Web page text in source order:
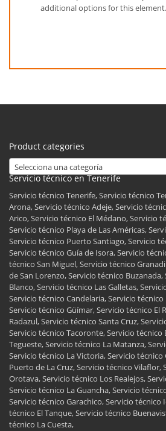
additional options for this element.
Product categories
Selecciona una categoría
Servicio técnico en Tenerife
Servicio técnico Tenerife, Servicio técnico
Arona, Servicio técnico Adeje, Servicio
Arico, Servicio técnico El Médano, Servicio
Servicio técnico Playa de Las Américas,
Servicio técnico Puerto Santiago, Servicio
Servicio técnico Guía de Isora, Servicio
técnico San Miguel, Servicio técnico
de San Lorenzo, Servicio técnico
Blanco, Servicio técnico Las Galletas,
Servicio técnico Candelaria, Servicio
Servicio técnico Güímar, Servicio técnico El
Radazul, Servicio técnico Santa Cruz,
Servicio técnico Tacoronte, Servicio técnico
Tegueste, Servicio técnico La Matanza,
Servicio técnico La Victoria, Servicio técnico
Puerto de La Cruz, Servicio técnico Vilaflor,
Orotava, Servicio técnico Los Realejos,
Servicio técnico La Guancha, Servicio
Servicio técnico Garachico, Servicio técnico
técnico El Tanque, Servicio técnico
técnico La Cuesta,